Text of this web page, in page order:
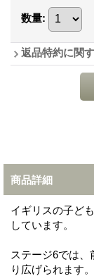
数量:
返品特約に関
商品詳細
イギリスの子ど
しています。
ステージ6では
り広げられます